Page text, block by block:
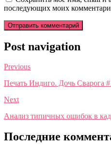
последующих моих
Post navigation
Previous
Печать Индиго. Дочь Сварога
Next
Анализ типичных ошибок в
Последние